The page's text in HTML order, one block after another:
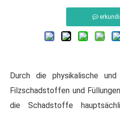
Durch die physikalische
Filzschadstoffen und
die Schadstoffe